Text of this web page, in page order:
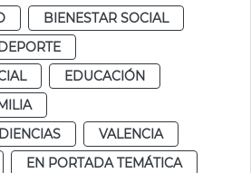
BIENESTAR SOCIAL
EDUCACIÓN
VALENCIA
EN PORTADA TEMÁTICA